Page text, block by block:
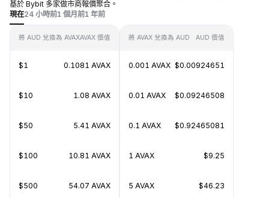
基於 Bybit 多家做市商報價聚合。
現在24 小時前1 個月前1 年前
將 AUD 兌換為 AVAXAVAX 價值
$1 0.1081 AVAX
$10 1.08 AVAX
$50 5.41 AVAX
$100 10.81 AVAX
$500 54.07 AVAX
將 AVAX 兌換為 AUD AUD 價值
0.001 AVAX $0.00924651
0.01 AVAX $0.09246508
0.1 AVAX $0.92465081
1 AVAX $9.25
5 AVAX $46.23